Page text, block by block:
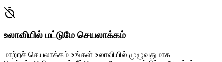
உலாவியில் மட்டுமே செயலாக்கம்
மாற்றச் செயலாக்கம் உங்கள் உலாவியில் முழுவதுமாக